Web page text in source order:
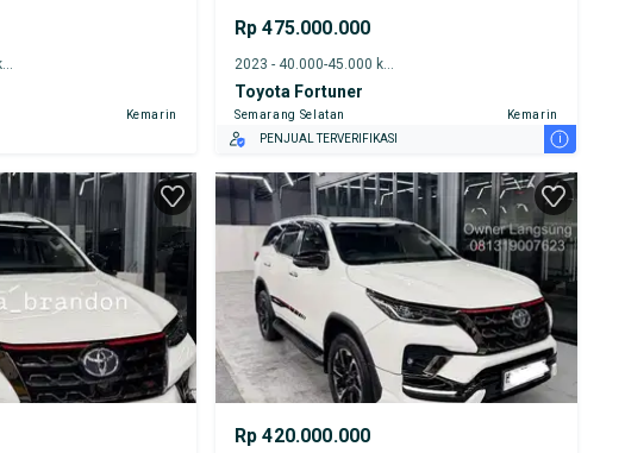
2016 - 60.000-65.000 km
Kemarin
Rp 475.000.000
2023 - 40.000-45.000 km
Toyota Fortuner
Semarang Selatan
Kemarin
PENJUAL TERVERIFIKASI
i
Rp 420.000.000